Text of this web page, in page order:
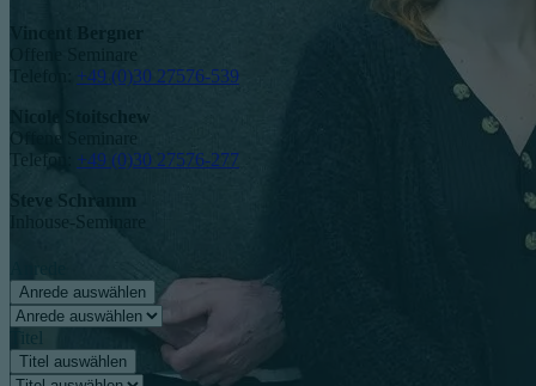
Vincent Bergner
Offene Seminare
+49 (0)30 27576-539
Nicole Stoitschew
Offene Seminare
Telefon: +49 (0)30 27576-277
Steve Schramm
Inhouse-Seminare
Anrede auswählen
Titel
Titel auswählen